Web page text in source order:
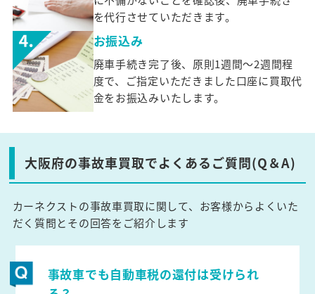
を代行させていただきます。
お振込み
廃車手続き完了後、原則1週間～2週間程
度で、ご指定いただきました口座に買取代
金をお振込みいたします。
大阪府の事故車買取でよくあるご質問(Q＆A)
カーネクストの事故車買取に関して、お客様からよくいた
だく質問とその回答をご紹介します
事故車でも自動車税の還付は受けられ